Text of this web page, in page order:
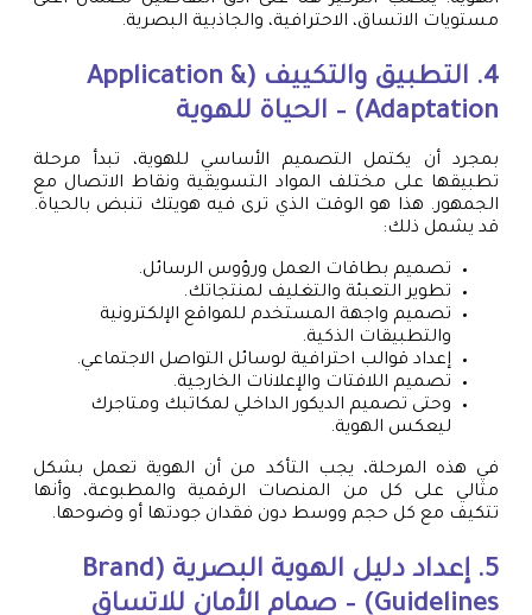
مستويات الاتساق، الاحترافية، والجاذبية البصرية.
4. التطبيق والتكييف (Application &
Adaptation) – الحياة للهوية
بمجرد أن يكتمل التصميم الأساسي للهوية، تبدأ مرحلة
تطبيقها على مختلف المواد التسويقية ونقاط الاتصال مع
الجمهور. هذا هو الوقت الذي ترى فيه هويتك تنبض بالحياة.
قد يشمل ذلك:
تصميم بطاقات العمل ورؤوس الرسائل.
تطوير التعبئة والتغليف لمنتجاتك.
تصميم واجهة المستخدم للمواقع الإلكترونية
والتطبيقات الذكية.
إعداد قوالب احترافية لوسائل التواصل الاجتماعي.
تصميم اللافتات والإعلانات الخارجية.
وحتى تصميم الديكور الداخلي لمكاتبك ومتاجرك
ليعكس الهوية.
في هذه المرحلة، يجب التأكد من أن الهوية تعمل بشكل
مثالي على كل من المنصات الرقمية والمطبوعة، وأنها
تتكيف مع كل حجم ووسط دون فقدان جودتها أو وضوحها.
5. إعداد دليل الهوية البصرية (Brand
Guidelines) – صمام الأمان للاتساق